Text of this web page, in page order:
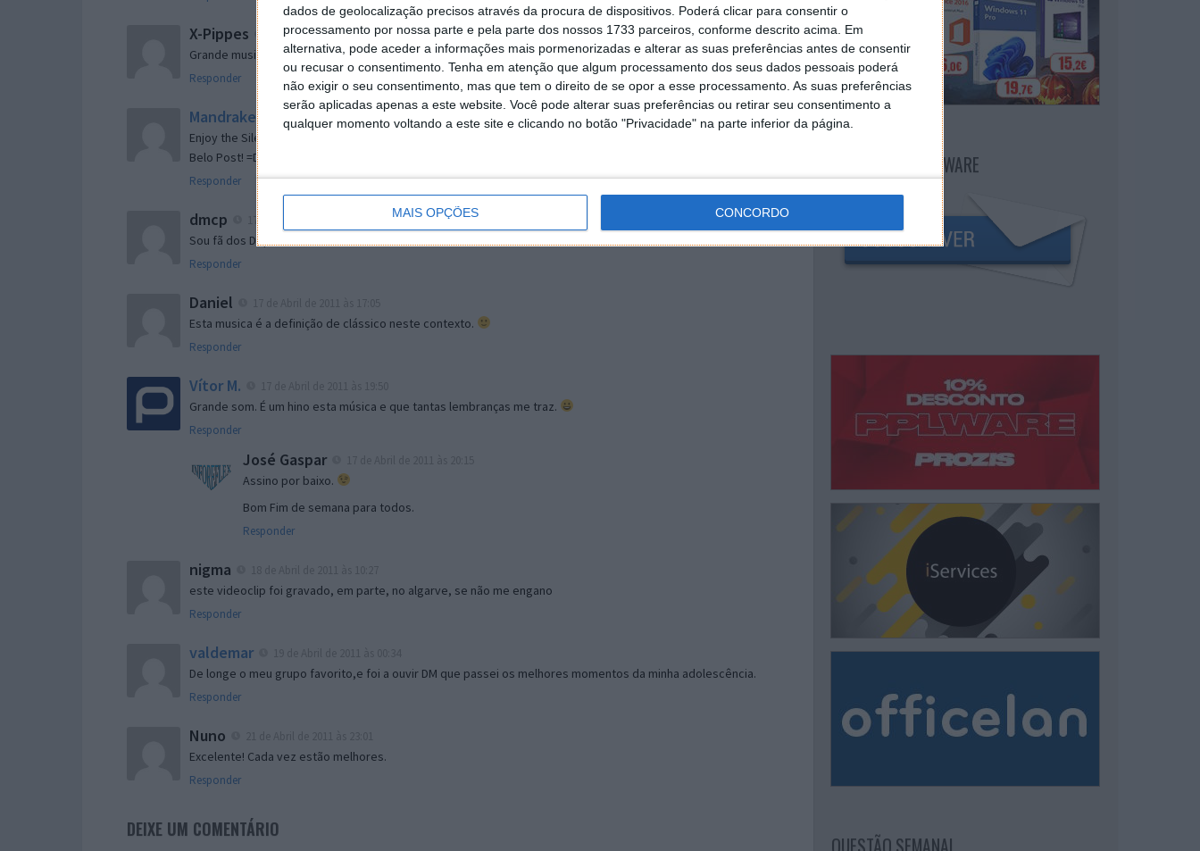
dados de geolocalização precisos através da procura de dispositivos. Poderá clicar para consentir o
processamento por nossa parte e pela parte dos nossos 1733 parceiros, conforme descrito acima. Em
alternativa, pode aceder a informações mais pormenorizadas e alterar as suas preferências antes de consentir
ou recusar o consentimento. Tenha em atenção que algum processamento dos seus dados pessoais poderá
não exigir o seu consentimento, mas que tem o direito de se opor a esse processamento. As suas preferências
serão aplicadas apenas a este website. Você pode alterar suas preferências ou retirar seu consentimento a
qualquer momento voltando a este site e clicando no botão "Privacidade" na parte inferior da página.
MAIS OPÇÕES CONCORDO
X-Pippes 17 de Abril de 2011 às 15:07
Grande musica!
Responder
Mandrake 17 de Abril de 2011 às 15:14
Enjoy the Silence e Black Celebration são as minhas preferidas.
Belo Post! =D
Responder
dmcp 17 de Abril de 2011 às 16:14
Sou fã dos Depeche Mode ehehe! =D
Responder
Daniel
Esta musica é a definição de clássico neste contexto.
Responder
Vítor M.
Grande som. É um hino esta música e que tantas lembranças me traz.
Responder
José Gaspar
Assino por baixo.
Bom Fim de semana para todos.
Responder
nigma
este videoclip foi gravado, em parte, no algarve, se não me engano
Responder
valdemar
De longe o meu grupo favorito,e foi a ouvir DM que passei os melhores momentos da minha adolescência.
Responder
Nuno
Excelente! Cada vez estão melhores.
Responder
DEIXE UM COMENTÁRIO
NEWSLETTER PPLWARE